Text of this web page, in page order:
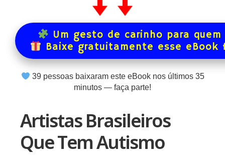
Um gesto de carinho para
Baixe gratuitamente esse
39pessoas baixaram este eBook nos últimos 35
minutos — faça parte!
Artistas Brasileiros
Que Tem Autismo